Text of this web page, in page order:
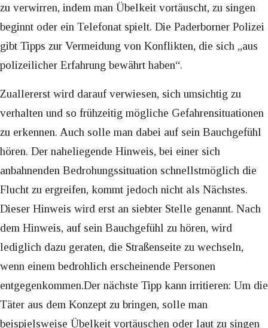
zu verwirren, indem man Übelkeit vortäuscht, zu singen
beginnt oder ein Telefonat spielt. Die Paderborner Polizei
gibt Tipps zur Vermeidung von Konflikten, die sich „aus
polizeilicher Erfahrung bewährt haben“.
Zuallererst wird darauf verwiesen, sich umsichtig zu
verhalten und so frühzeitig mögliche Gefahrensituationen
zu erkennen. Auch solle man dabei auf sein Bauchgefühl
hören. Der naheliegende Hinweis, bei einer sich
anbahnenden Bedrohungssituation schnellstmöglich die
Flucht zu ergreifen, kommt jedoch nicht als Nächstes.
Dieser Hinweis wird erst an siebter Stelle genannt. Nach
dem Hinweis, auf sein Bauchgefühl zu hören, wird
lediglich dazu geraten, die Straßenseite zu wechseln,
wenn einem bedrohlich erscheinende Personen
entgegenkommen.Der nächste Tipp kann irritieren: Um die
Täter aus dem Konzept zu bringen, solle man
beispielsweise Übelkeit vortäuschen oder laut zu singen